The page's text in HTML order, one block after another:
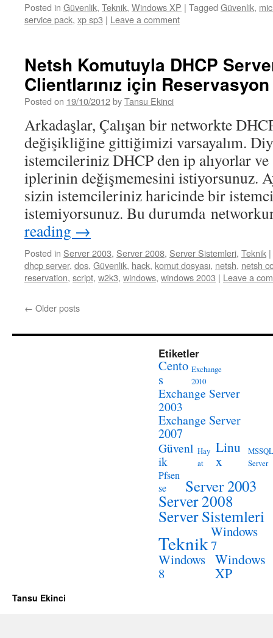
Posted in Güvenlik, Teknik, Windows XP | Tagged Güvenlik,
service pack, xp sp3 | Leave a comment
Netsh Komutuyla DHCP
Clientlarınız için
Posted on 19/10/2012byTansu Ekinci
Arkadaşlar, Çalışan bir networkte
değişikliğine gittiğimizi varsayalım.
istemcileriniz DHCP den ip alıyorlar
iplerinin değişmemesini istiyorsunuz.
sizin istemcileriniz haricinde bir
istemiyorsunuz. Bu durumda
reading →
Posted in Server 2003, Server 2008, Server Sistemleri, Teknik |
dhcp server, dos, Güvenlik, hack, komut dosyası, netsh, netsh
reservation, script, w2k3, windows, windows 2003 | Leave a
← Older posts
Etiketler
Cento
s
Exchange
2010
Exchange Server
2003
Exchange Server
2007
Güvenl
ik
Hay
at
Linu
x
MSSQL
Server
Pfsen
se
Server 2003
Server 2008
Server Sistemleri
TeknikWindows
7
Windows
8
Windows
XP
Tansu Ekinci